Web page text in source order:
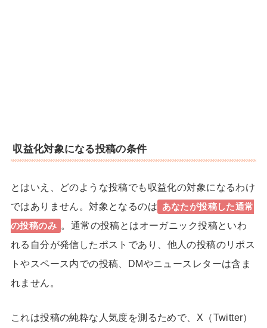
収益化対象になる投稿の条件
とはいえ、どのような投稿でも収益化の対象になるわけ
ではありません。対象となるのは
あなたが投稿した通常
の投稿のみ 。通常の投稿とはオーガニック投稿といわ
れる自分が発信したポストであり、 他人の投稿のリポス
トやスペース内での投稿、DMやニュースレターは含ま
れません。
これは投稿の純粋な人気度を測るためで、X（Twitter）